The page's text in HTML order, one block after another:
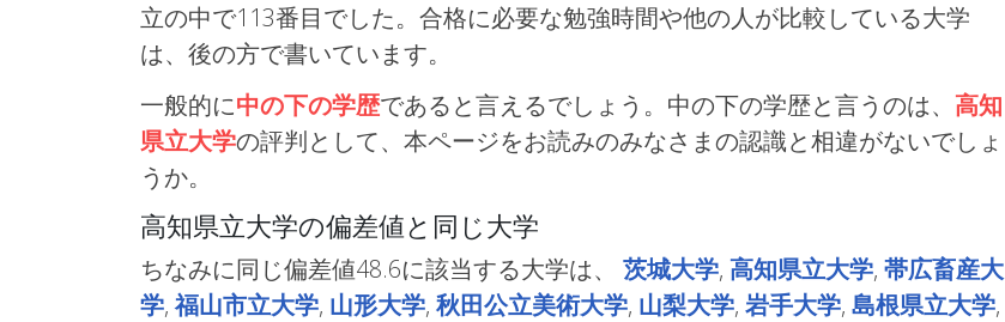
立の中で113番目でした。合格に必要な勉強時間や他の人が比較している大学
は、後の方で書いています。
一般的に中の下の学歴であると言えるでしょう。中の下の学歴と言うのは、 高知
県立大学の評判として、本ページをお読みのみなさまの認識と相違がないでしょ
うか。
高知県立大学の偏差値と同じ大学
ちなみに同じ偏差値48.6に該当する大学は、 茨城大学, 高知県立大学, 帯広畜産大
学,福山市立大学, 山形大学, 秋田公立美術大学, 山梨大学, 岩手大学, 島根県立大学,